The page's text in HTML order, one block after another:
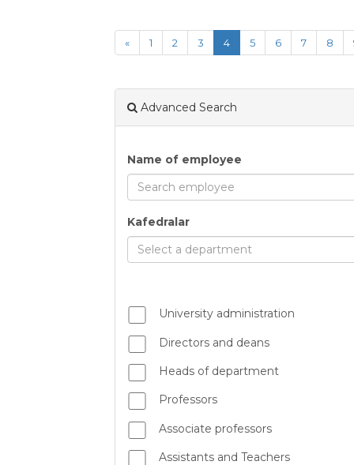
« 1 2 3 4 5 6 7 8
Advanced Search
Name of employee
Search employee
Kafedralar
Select a department
University administration
Directors and deans
Heads of department
Professors
Associate professors
Assistants and Teachers